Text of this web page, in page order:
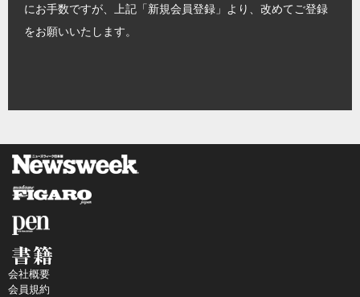
にお手数ですが、上記「新規会員登録」より、改めてご登録
をお願いいたします。
会社概要
会員規約